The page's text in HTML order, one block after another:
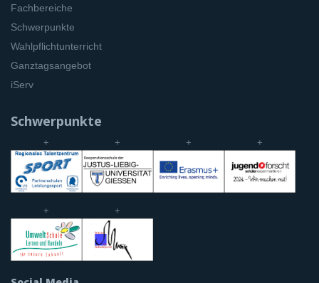
Fachbereiche
Schwerpunkte
Wahlpflichtunterricht
Ganztagsangebot
iServ
Schwerpunkte
+ + + +
+ +